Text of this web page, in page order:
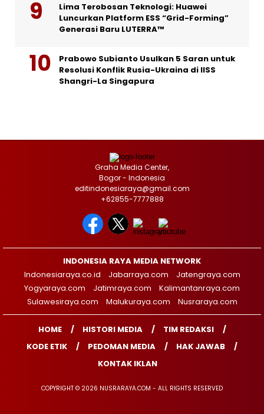
Lima Terobosan Teknologi: Huawei
Luncurkan Platform ESS “Grid-Forming”
Generasi Baru LUTERRA™
Prabowo Subianto Usulkan 5 Saran untuk
Resolusi Konflik Rusia-Ukraina di IISS
Shangri-La Singapura
Graha Media Center,
Bogor - Indonesia
editindonesiaraya@gmail.com
+62855-7777888
INDONESIA RAYA MEDIA NETWORK
Indonesiaraya.co.id
Jabarraya.com
Jatengraya.com
Yogyaraya.com
Jatimraya.com
Kalimantanraya.com
Sulawesiraya.com
Malukuraya.com Nusraraya.com
HOME HISTORI MEDIA
TIM REDAKSI
KODE ETIK
PEDOMAN MEDIA
HAK JAWAB
KONTAK IKLAN
COPYRIGHT © 2026 NUSRARAYA.COM - ALL RIGHTS RESERVED